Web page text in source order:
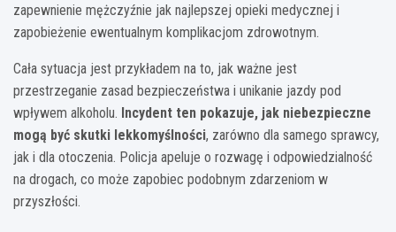
zapewnienie mężczyźnie jak najlepszej opieki medycznej i
zapobieżenie ewentualnym komplikacjom zdrowotnym.
Cała sytuacja jest przykładem na to, jak ważne jest
przestrzeganie zasad bezpieczeństwa i unikanie jazdy pod
wpływem alkoholu. Incydent ten pokazuje, jak niebezpieczne
mogą być skutki lekkomyślności, zarówno dla samego sprawcy,
jak i dla otoczenia. Policja apeluje o rozwagę i odpowiedzialność
na drogach, co może zapobiec podobnym zdarzeniom w
przyszłości.